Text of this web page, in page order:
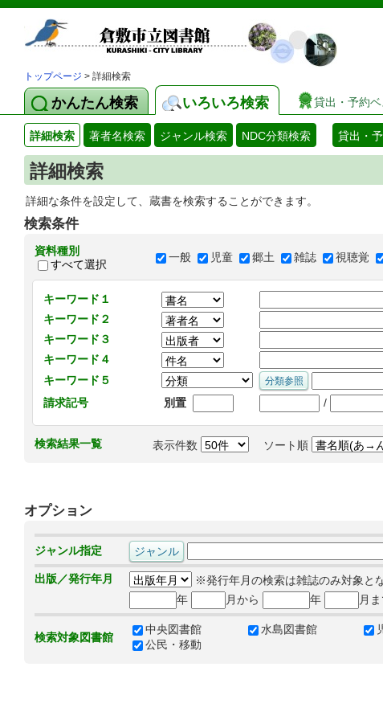
トップページ > 詳細検索
かんたん検索 いろいろ検索 貸出・予約ベ
詳細検索 著者名検索 ジャンル検索 NDC分類検索 貸出・
詳細検索
詳細な条件を設定して、蔵書を検索することができます。
検索条件
資料種別
すべて選択
一般 児童 郷土 雑誌 視聴覚
キーワード１
キーワード２
キーワード３
キーワード４
キーワード５
請求記号
別置 /
検索結果一覧 表示件数 ソート順
オプション
ジャンル指定
出版／発行年月
※発行年月の検索は雑誌のみ対象と
年
月から 年 月
検索対象図書館
中央図書館 水島図書館
公民・移動